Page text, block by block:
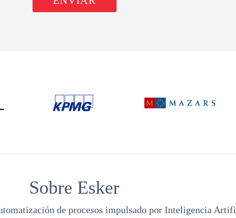
Sobre Esker
de procesos impulsado por Inteligencia